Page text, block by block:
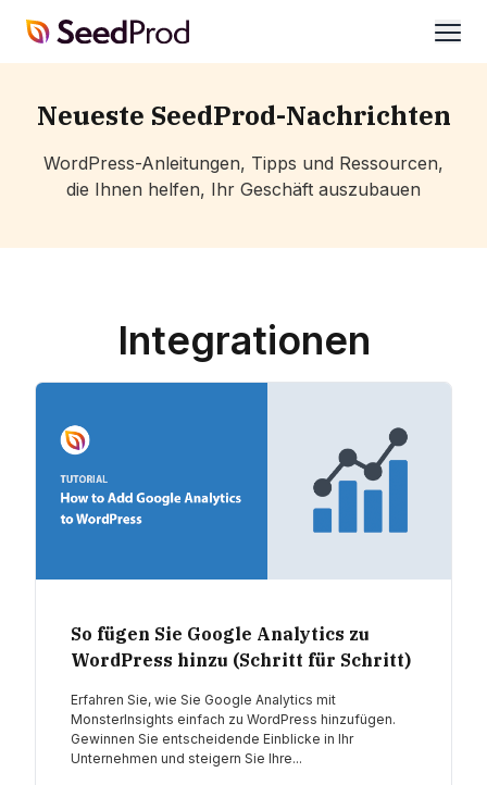
SeedProd
Neueste SeedProd-Nachrichten
WordPress-Anleitungen, Tipps und Ressourcen,
die Ihnen helfen, Ihr Geschäft auszubauen
Integrationen
So fügen Sie Google Analytics zu
WordPress hinzu (Schritt für Schritt)
Erfahren Sie, wie Sie Google Analytics mit
MonsterInsights einfach zu WordPress hinzufügen.
Gewinnen Sie entscheidende Einblicke in Ihr
Unternehmen und steigern Sie Ihre...